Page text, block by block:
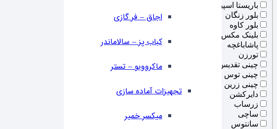
⁠اجاق – فر گازی
کباب پز – سالاماندر
ماکروویو – تستر
تجهیزات آماده سازی
میکسر خمیر
باریستا اسپیس
بلور زنگان
بلور کاوه
بلینک مکس
پاشاباغچه
تورزن
چینی تقدیس
چینی توس
چینی زرین
دایرکشن
زرساب
ساچی
سانتوس